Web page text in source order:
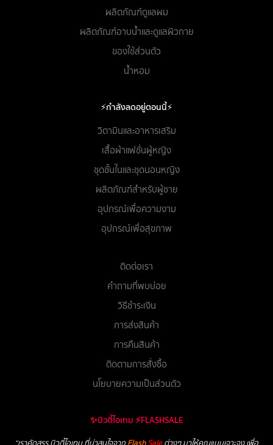
ผลิตภัณฑ์ดูแลผม
ผลิตภัณฑ์อาบน้ำและดูแลผิวกาย
ของใช้ส่วนตัว
น้ำหอม
⚡กำลังลดอยู่ตอนนี้⚡
วิตามินและอาหารเสริม
เสื้อผ้าแฟชั่นผู้หญิง
ชุดชั้นในและชุดนอนหญิง
ผลิตภัณฑ์สำหรับผู้ชาย
อุปกรณ์เพื่อความงาม
อุปกรณ์เพื่อสุขภาพ
ติดต่อเรา
คำถามที่พบบ่อย
วิธีชำระเงิน
การส่งสินค้า
การคืนสินค้า
ติดตามการสั่งซื้อ
นโยบายความเป็นส่วนตัว
✨บิวตี้ไอเทม ⚡FLASHSALE